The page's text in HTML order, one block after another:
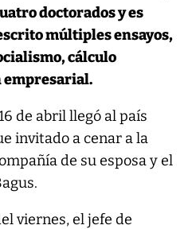
doctorados y es
múltiples ensayos,
cálculo
empresarial.
de abril llegó al país
invitado a cenar a la
de su esposa y el
viernes, el jefe de